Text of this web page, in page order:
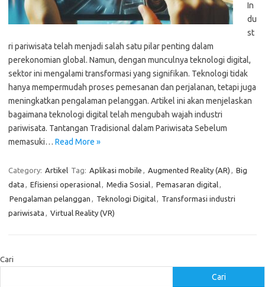
In
du
st
ri pariwisata telah menjadi salah satu pilar penting dalam
perekonomian global. Namun, dengan munculnya teknologi digital,
sektor ini mengalami transformasi yang signifikan. Teknologi tidak
hanya mempermudah proses pemesanan dan perjalanan, tetapi juga
meningkatkan pengalaman pelanggan. Artikel ini akan menjelaskan
bagaimana teknologi digital telah mengubah wajah industri
pariwisata. Tantangan Tradisional dalam Pariwisata Sebelum
memasuki… Read More »
Category: Artikel Tag: Aplikasi mobile , Augmented Reality (AR) , Big
data , Efisiensi operasional, Media Sosial, Pemasaran digital,
Pengalaman pelanggan , Teknologi Digital, Transformasi industri
pariwisata , Virtual Reality (VR)
Cari
Cari